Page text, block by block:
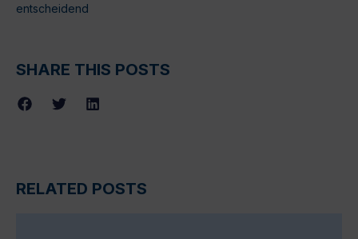
entscheidend
SHARE THIS POSTS
RELATED POSTS